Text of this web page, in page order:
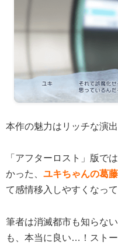
本作の魅力はリッチな演
「アフターロスト」版で
かった、 ユキちゃんの葛
て感情移入しやすくなっ
筆者は消滅都市も知らな
も、本当に良い…！スト